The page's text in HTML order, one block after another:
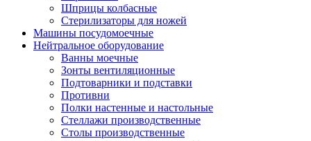
Шприцы колбасные
Стерилизаторы для ножей
Машины посудомоечные
Нейтральное оборудование
Ванны моечные
Зонты вентиляционные
Подтоварники и подставки
Противни
Полки настенные и настольные
Стеллажи производственные
Столы производственные